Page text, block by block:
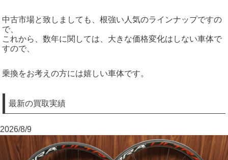
中古市場と致しましても、根強い人気のラインナップですの
で、
これから、数年に関しては、大きな価格変化はしない車体で
すので、
乗換をお考えの方には嬉しい車体です。
最新の買取実績
2026/8/9